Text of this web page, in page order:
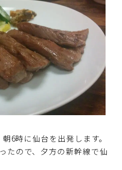
6時に仙台を出発します。
たので、夕方の新幹線で仙